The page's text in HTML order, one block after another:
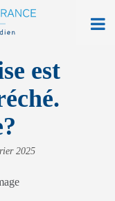
est
2025